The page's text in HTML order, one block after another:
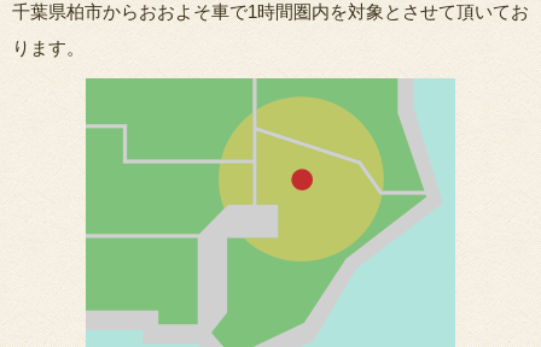
千葉県柏市からおおよそ車で1時間圏内を対象とさせて頂いてお
ります。